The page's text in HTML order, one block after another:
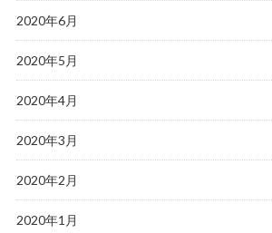
2020年6月
2020年5月
2020年4月
2020年3月
2020年2月
2020年1月